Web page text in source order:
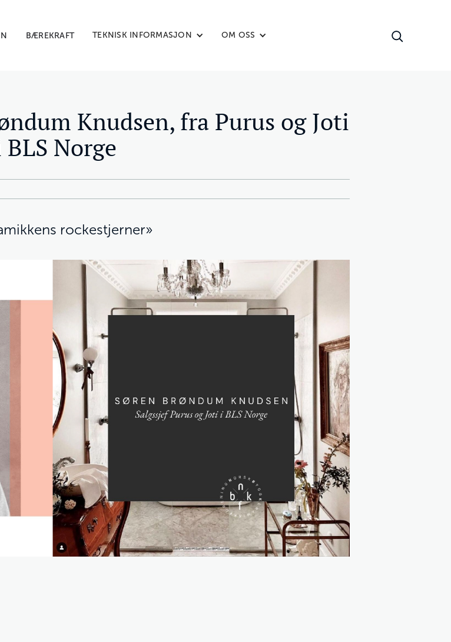
BÆREKRAFT TEKNISK INFORMASJON OM OSS
Knudsen, fra Purus og Joti
BLS Norge
rockestjerner»